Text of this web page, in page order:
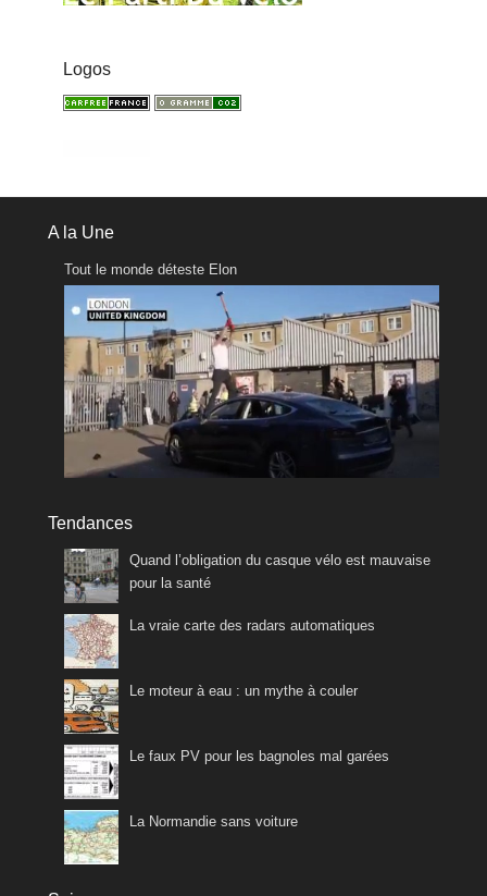
Logos
A la Une
Tout le monde déteste Elon
Tendances
Quand l’obligation du casque vélo est mauvaise
pour la santé
La vraie carte des radars automatiques
Le moteur à eau : un mythe à couler
Le faux PV pour les bagnoles mal garées
La Normandie sans voiture